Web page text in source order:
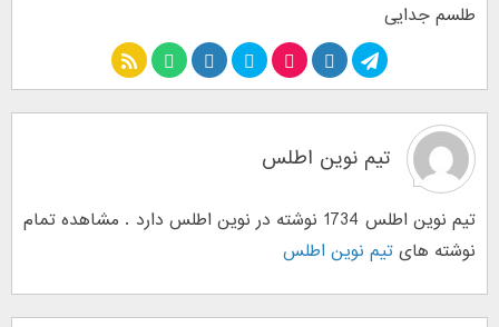
طلسم جدایی
تیم نوین اطلس
تیم نوین اطلس 1734 نوشته در نوین اطلس دارد . مشاهده تمام
نوشته های تیم نوین اطلس